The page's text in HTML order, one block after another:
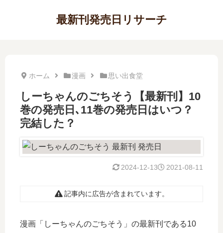
最新刊発売日リサーチ
ホーム 漫画 思い出食堂
しーちゃんのごちそう【最新刊】10
巻の発売日､11巻の発売日はいつ？
完結した？
2021-08-11
2024-12-13
記事内に広告が含まれています。
漫画「しーちゃんのごちそう」の最新刊である10